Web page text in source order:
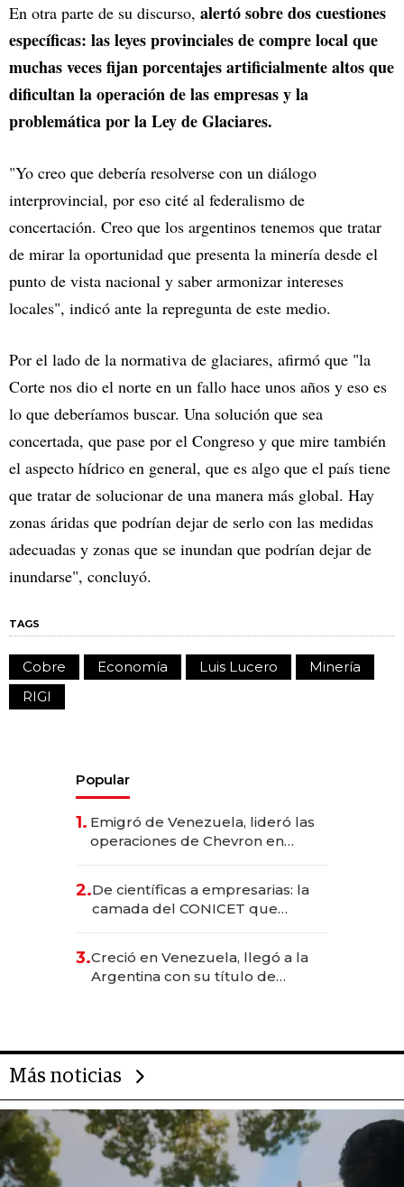
En otra parte de su discurso, alertó sobre dos cuestiones
específicas: las leyes provinciales de compre local que
muchas veces fijan porcentajes artificialmente altos que
dificultan la operación de las empresas y la
problemática por la Ley de Glaciares.
"Yo creo que debería resolverse con un diálogo
interprovincial, por eso cité al federalismo de
concertación. Creo que los argentinos tenemos que tratar
de mirar la oportunidad que presenta la minería desde el
punto de vista nacional y saber armonizar intereses
locales", indicó ante la repregunta de este medio.
Por el lado de la normativa de glaciares, afirmó que "la
Corte nos dio el norte en un fallo hace unos años y eso es
lo que deberíamos buscar. Una solución que sea
concertada, que pase por el Congreso y que mire también
el aspecto hídrico en general, que es algo que el país tiene
que tratar de solucionar de una manera más global. Hay
zonas áridas que podrían dejar de serlo con las medidas
adecuadas y zonas que se inundan que podrían dejar de
inundarse", concluyó.
TAGS
Cobre Economía Luis Lucero
Minería
RIGI
Popular
1. Emigró de Venezuela, lideró las
operaciones de Chevron en
2.De científicas a empresarias: la
camada del CONICET que
3.Creció en Venezuela, llegó a la
Argentina con su título de
Más noticias